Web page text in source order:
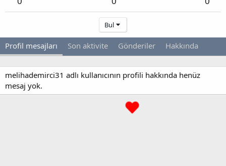
Bul
Profil mesajları Son aktivite Gönderiler Hakkında
melihademirci31 adlı kullanıcının profili hakkında henüz
mesaj yok.